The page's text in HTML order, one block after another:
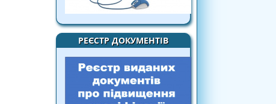
РЕЄСТР ДОКУМЕНТІВ